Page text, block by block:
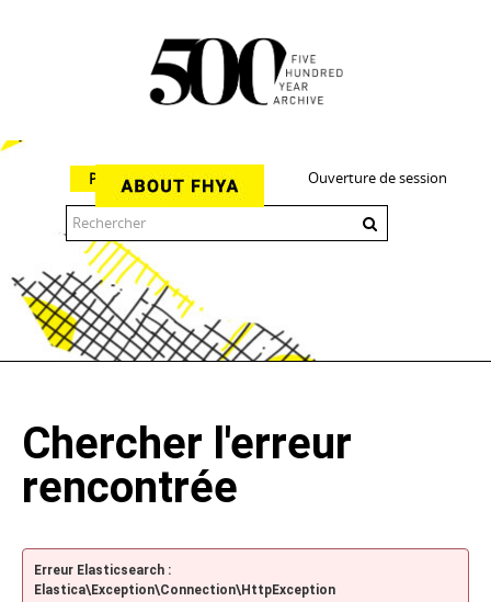
Ouverture de session
Parcourir
Chercher l'erreur
rencontrée
Erreur Elasticsearch :
Elastica\Exception\Connection\HttpException